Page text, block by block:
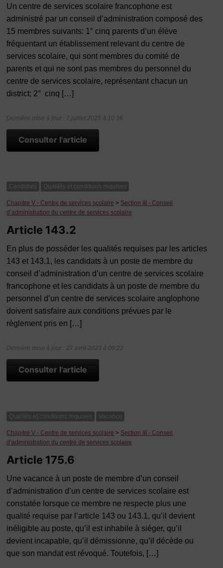
Un centre de services scolaire francophone est
administré par un conseil d’administration composé des
15 membres suivants: 1° cinq parents d’un élève
fréquentant un établissement relevant du centre de
services scolaire, qui sont membres du comité de
parents et qui ne sont pas membres du personnel du
centre de services scolaire, représentant chacun un
district; 2° cinq […]
Dernière mise à jour : 7 juillet 2025 à 10:36
Consulter l'article
Candidats Qualités et conditions requises
Chapitre V - Centre de services scolaire > Section III - Conseil
d’administration du centre de services scolaire
Article 143.2
En plus de posséder les qualités requises par les articles
143 et 143.1, les candidats à un poste de membre du
conseil d’administration d’un centre de services scolaire
francophone et les candidats à un poste de membre du
personnel d’un centre de services scolaire anglophone
doivent satisfaire aux conditions prévues par le
règlement pris en […]
Dernière mise à jour : 27 avril 2023 à 09:22
Consulter l'article
Qualités et conditions requises Vacance
Chapitre V - Centre de services scolaire > Section III - Conseil
d’administration du centre de services scolaire
Article 175.6
Une vacance à un poste de membre d’un conseil
d’administration d’un centre de services scolaire est
constatée lorsque ce membre ne respecte plus une
qualité requise par l’article 143 ou 143.1, qu’il devient
inéligible au poste, qu’il est inhabile à siéger, qu’il
devient incapable, qu’il démissionne, qu’il décède ou
que son mandat est révoqué. Toutefois, […]